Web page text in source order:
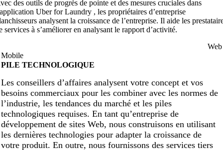
des outils de progrès de pointe et des mesures cruciales dans
Uber for Laundry , les propriétaires d’entreprise
analysent la croissance de l’entreprise. Il aide les
services à s’améliorer en analysant le rapport d’activité.
Web
Mobile
PILE TECHNOLOGIQUE
Les conseillers d’affaires analysent votre concept et vos
besoins commerciaux pour les combiner avec les normes de
l’industrie, les tendances du marché et les piles
technologiques requises. En tant qu’entreprise de
développement de sites Web, nous construisons en utilisant
les dernières technologies pour adapter la croissance de
votre produit. En outre, nous fournissons des services tiers